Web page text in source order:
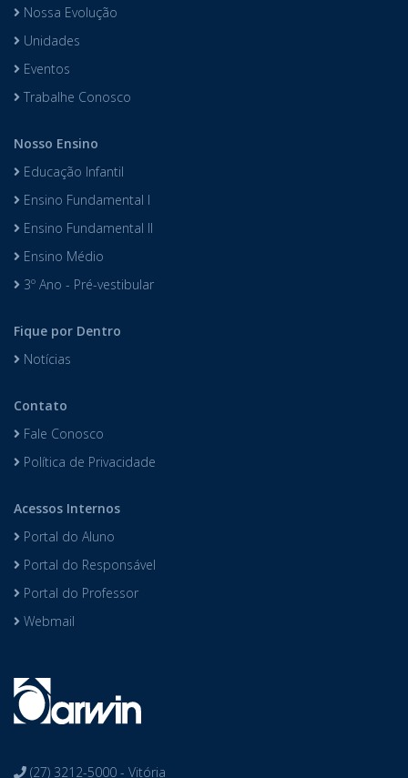
Nossa Evolução
Unidades
Eventos
Trabalhe Conosco
Nosso Ensino
Educação Infantil
Ensino Fundamental I
Ensino Fundamental II
Ensino Médio
3º Ano - Pré-vestibular
Fique por Dentro
Notícias
Contato
Fale Conosco
Política de Privacidade
Acessos Internos
Portal do Aluno
Portal do Responsável
Portal do Professor
Webmail
(27) 3212-5000 - Vitória